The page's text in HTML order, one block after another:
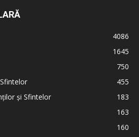
4086
1645
750
455
și Sfintelor
183
163
160